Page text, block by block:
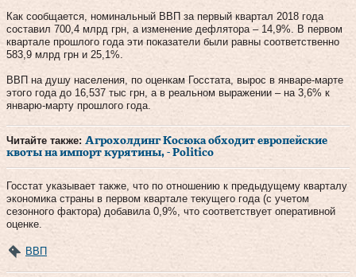
Как сообщается, номинальный ВВП за первый квартал 2018 года
составил 700,4 млрд грн, а изменение дефлятора – 14,9%. В первом
квартале прошлого года эти показатели были равны соответственно
583,9 млрд грн и 25,1%.
ВВП на душу населения, по оценкам Госстата, вырос в январе-марте
этого года до 16,537 тыс грн, а в реальном выражении – на 3,6% к
январю-марту прошлого года.
Читайте также: Агрохолдинг Косюка обходит европейские
квоты на импорт курятины, - Politico
Госстат указывает также, что по отношению к предыдущему кварталу
экономика страны в первом квартале текущего года (с учетом
сезонного фактора) добавила 0,9%, что соответствует оперативной
оценке.
ВВП